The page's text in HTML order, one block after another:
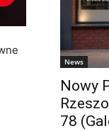
News
Nowy
78